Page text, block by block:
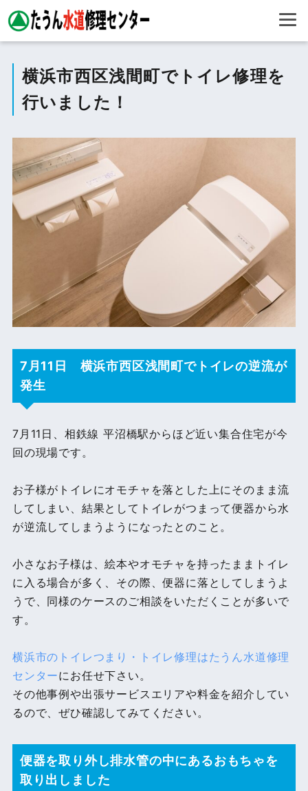
横浜市西区浅間町でトイレ修理を
行いました！
7月11日 横浜市西区浅間町でトイレの逆流が
発生
7月11日、相鉄線 平沼橋駅からほど近い集合住宅が今
回の現場です。
お子様がトイレにオモチャを落とした上にそのまま流
してしまい、結果としてトイレがつまって便器から水
が逆流してしまうようになったとのこと。
小さなお子様は、絵本やオモチャを持ったままトイレ
に入る場合が多く、その際、便器に落としてしまうよ
うで、同様のケースのご相談をいただくことが多いで
す。
横浜市のトイレつまり・トイレ修理はたうん水道修理
センターにお任せ下さい。
その他事例や出張サービスエリアや料金を紹介してい
るので、ぜひ確認してみてください。
便器を取り外し排水管の中にあるおもちゃを
取り出しました